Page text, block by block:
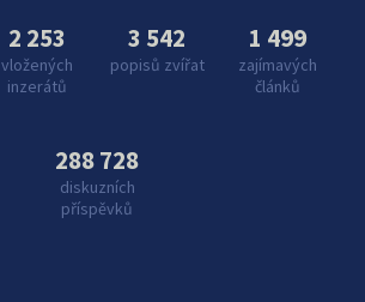
2 253
vložených
inzerátů
3 542
popisů zvířat
1 499
zajímavých
článků
288 728
diskuzních
příspěvků